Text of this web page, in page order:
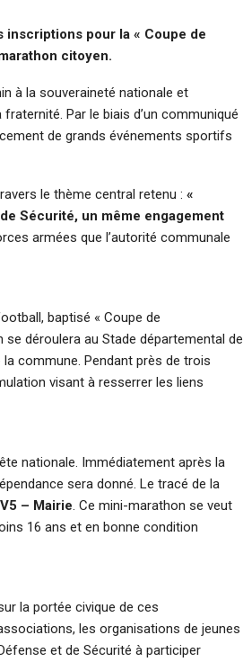
pour la « Coupe de
citoyen.
à la souveraineté nationale et
Par le biais d’un communiqué
de grands événements sportifs
le thème central retenu : «
Sécurité, un même engagement
armées que l’autorité communale
baptisé « Coupe de
se déroulera au Stade départemental de
commune. Pendant près de trois
visant à resserrer les liens
nationale. Immédiatement après la
sera donné. Le tracé de la
– Mairie. Ce mini-marathon se veut
16 ans et en bonne condition
la portée civique de ces
les organisations de jeunes
et de Sécurité à participer